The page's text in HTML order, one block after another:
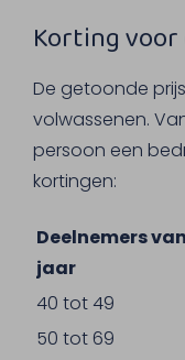
Korting
De getoonde
volwassenen.
persoon een
kortingen:
Deelnemers
jaar
40 tot 49
50 tot 69